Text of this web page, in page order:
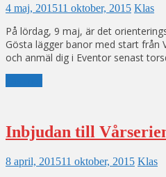
4 maj, 201511 oktober, 2015 Klas
På lördag, 9 maj, är det
Gösta lägger banor med start från
och anmäl dig i Eventor senast
Inbjudan till
8 april, 201511 oktober, 2015 Klas